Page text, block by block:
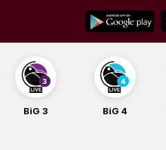
content
BiG 3 BiG 4